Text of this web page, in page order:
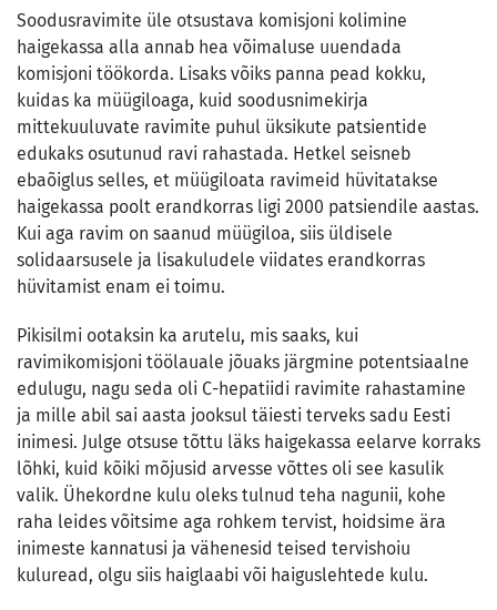
Soodusravimite üle otsustava komisjoni kolimine
haigekassa alla annab hea võimaluse uuendada
komisjoni töökorda. Lisaks võiks panna pead kokku,
kuidas ka müügiloaga, kuid soodusnimekirja
mittekuuluvate ravimite puhul üksikute patsientide
edukaks osutunud ravi rahastada. Hetkel seisneb
ebaõiglus selles, et müügiloata ravimeid hüvitatakse
haigekassa poolt erandkorras ligi 2000 patsiendile aastas.
Kui aga ravim on saanud müügiloa, siis üldisele
solidaarsusele ja lisakuludele viidates erandkorras
hüvitamist enam ei toimu.
Pikisilmi ootaksin ka arutelu, mis saaks, kui
ravimikomisjoni töölauale jõuaks järgmine potentsiaalne
edulugu, nagu seda oli C-hepatiidi ravimite rahastamine
ja mille abil sai aasta jooksul täiesti terveks sadu Eesti
inimesi. Julge otsuse tõttu läks haigekassa eelarve korraks
lõhki, kuid kõiki mõjusid arvesse võttes oli see kasulik
valik. Ühekordne kulu oleks tulnud teha nagunii, kohe
raha leides võitsime aga rohkem tervist, hoidsime ära
inimeste kannatusi ja vähenesid teised tervishoiu
kuluread, olgu siis haiglaabi või haiguslehtede kulu.